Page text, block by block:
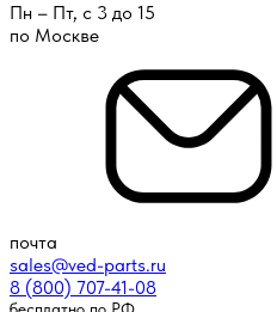
Пн – Пт, с 3 до 15
по Москве
почта
sales@ved-parts.ru
8 (800) 707-41-08